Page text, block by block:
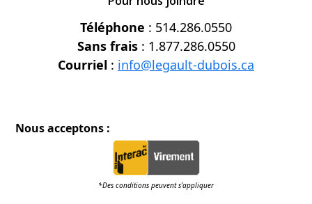
Téléphone : 514.286.0550
Sans frais: 1.877.286.0550
Courriel : info@legault-dubois.ca
Nous acceptons :
*Des conditions peuvent s’appliquer